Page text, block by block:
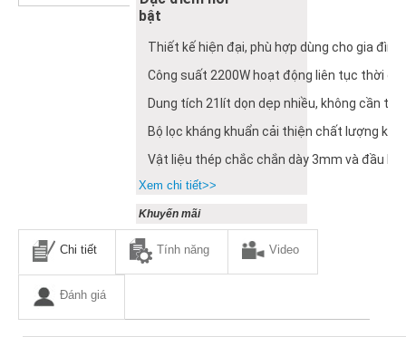
bật
Thiết kế hiện đại, phù hợp dùng cho gia đình
Công suất 2200W hoạt động liên tục thời
Dung tích 21lít dọn dẹp nhiều, không cần
Bộ lọc kháng khuẩn cải thiện chất lượng
Vật liệu thép chắc chắn dày 3mm và đầu
Xem chi tiết>>
Khuyến mãi
Chi tiết Tính năng Video
Đánh giá